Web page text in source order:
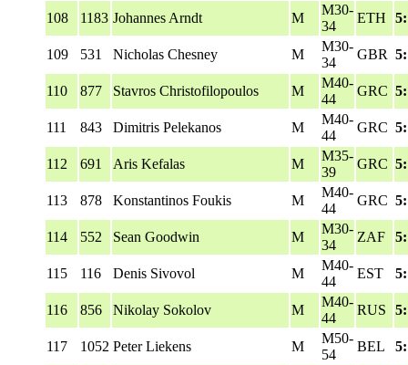
108 1183 Johannes Arndt M
M30-
34
ETH
109 531 Nicholas Chesney M
M30-
34
GBR
110 877 Stavros Christofilopoulos M
M40-
44
GRC
111 843 Dimitris Pelekanos M
M40-
44
GRC
112 691 Aris Kefalas M
M35-
39
GRC
113 878 Konstantinos Foukis M
M40-
44
GRC
114 552 Sean Goodwin M
M30-
34
ZAF
115 116 Denis Sivovol M
M40-
44
EST
116 856 Nikolay Sokolov M
M40-
44
RUS
117 1052 Peter Liekens M
M50-
54
BEL